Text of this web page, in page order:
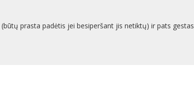
prasta padėtis jei besiperšant jis netiktų) ir pats gestas